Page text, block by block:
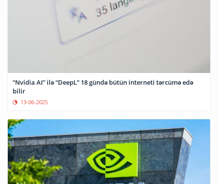
“Nvidia AI” ilə “DeepL” 18 gündə bütün interneti tərcümə edə
bilir
13-06-2025